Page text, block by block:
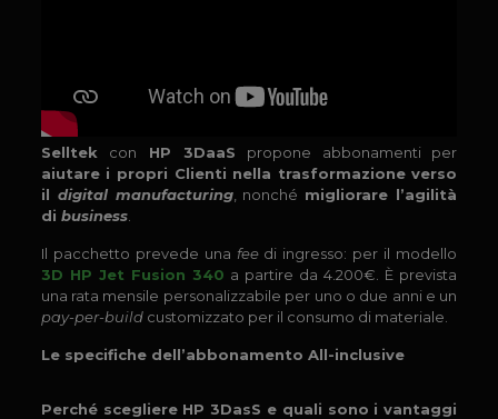
Selltek con HP 3DaaS propone abbonamenti per
aiutare i propri Clienti nella trasformazione verso
il digital manufacturing, nonché migliorare l’agilità
di business.
Il pacchetto prevede una feedi ingresso: per il modello
3D HP Jet Fusion 340 a partire da 4.200€ . È prevista
una rata mensile personalizzabile per uno o due anni e un
pay-per-buildcustomizzato per il consumo di materiale.
Le specifiche dell’abbonamento All-inclusive
Perché scegliere HP 3DasS e quali sono i vantaggi